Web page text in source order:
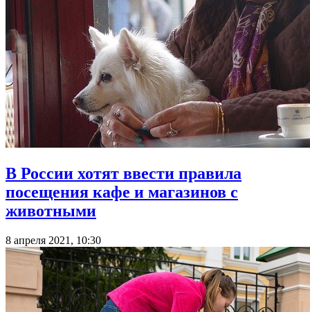
В России хотят ввести правила
посещения кафе и магазинов с
животными
8 апреля 2021, 10:30